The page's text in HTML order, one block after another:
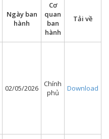
Ngày ban
hành
Cơ
quan
ban
hành
Tải về
02/05/2026
Chính
phủ
Download